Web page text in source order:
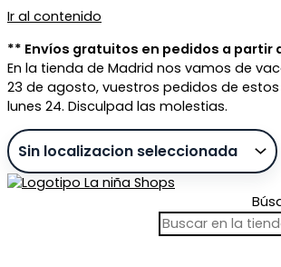
Ir al contenido
** Envíos gratuitos en pedidos a partir
En la tienda de Madrid nos vamos de
23 de agosto, vuestros pedidos de
lunes 24. Disculpad las molestias.